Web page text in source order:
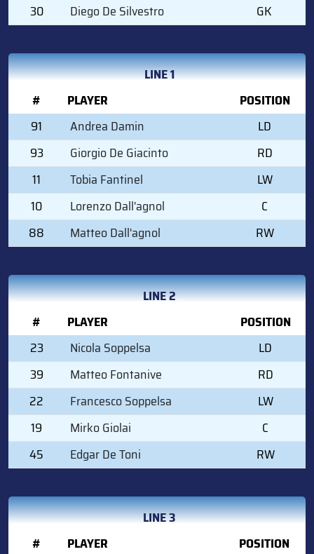
30
Diego De Silvestro GK
LINE 1
#
PLAYER
POSITION
91
Andrea Damin
LD
93
Giorgio De Giacinto
RD
11
Tobia Fantinel
LW
10
Lorenzo Dall'agnol
C
88
Matteo Dall'agnol RW
LINE 2
#
PLAYER
POSITION
23
Nicola Soppelsa
LD
39
Matteo Fontanive
RD
22
Francesco Soppelsa
LW
19
Mirko Giolai
C
45
Edgar De Toni RW
LINE 3
#
PLAYER
POSITION